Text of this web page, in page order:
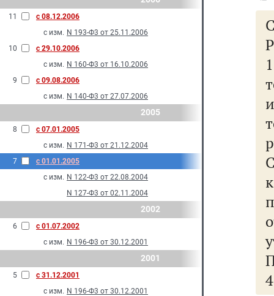
11
с 08.12.2006
с изм. N 193-Ф3 от 25.11.2006
10
с 29.10.2006
с изм. N 160-Ф3 от 16.10.2006
9
с 09.08.2006
с изм. N 140-Ф3 от 27.07.2006
2005
8
с 07.01.2005
с изм. N 171-Ф3 от 21.12.2004
7
с 01.01.2005
с изм. N 122-Ф3 от 22.08.2004
N 127-Ф3 от 02.11.2004
2002
6
с 01.07.2002
с изм. N 196-Ф3 от 30.12.2001
2001
5
с 31.12.2001
с изм. N 196-Ф3 от 30.12.2001